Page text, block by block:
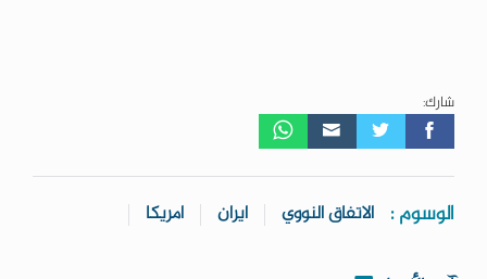
شارك:
الوسوم : الاتفاق النووي ايران امريكا